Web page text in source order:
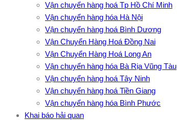
Vận chuyển hàng hoá Tp Hồ Chí Minh
Vận chuyển hàng hóa Hà Nội
Vận chuyển hàng hoá Bình Dương
Vận Chuyển Hàng Hoá Đồng Nai
Vận Chuyển Hàng Hoá Long An
Vận chuyển hàng hóa Bà Rịa Vũng Tàu
Vận chuyển hàng hoá Tây Ninh
Vận chuyển hàng hoá Tiền Giang
Vận chuyển hàng hóa Bình Phước
Khai báo hải quan